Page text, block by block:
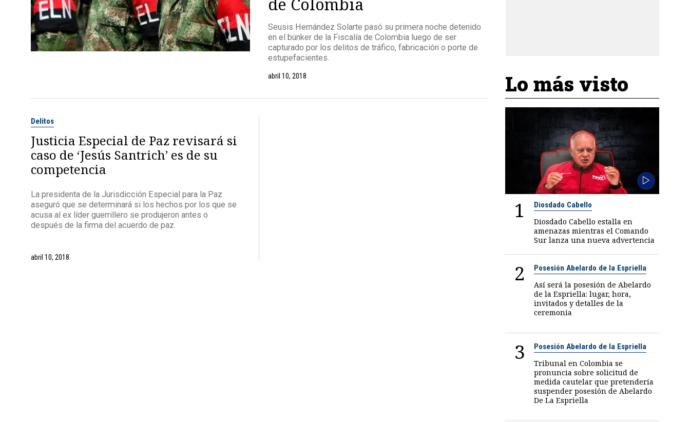
Seusis Hernández Solarte pasó su primera noche detenido
en el búnker de la Fiscalía de Colombia luego de ser
capturado por los delitos de tráfico, fabricación o porte de
estupefacientes.
abril 10, 2018
Delitos
Justicia Especial de Paz revisará si
caso de ‘Jesús Santrich’ es de su
competencia
La presidenta de la Jurisdicción Especial para la Paz
aseguró que se determinará si los hechos por los que se
acusa al ex líder guerrillero se produjeron antes o
después de la firma del acuerdo de paz.
abril 10, 2018
Lo más visto
1 Diosdado Cabello
Diosdado Cabello estalla en
amenazas mientras el Comando
Sur lanza una nueva advertencia
2 Posesión Abelardo de la Espriella
Así será la posesión de Abelardo
de la Espriella: lugar, hora,
invitados y detalles de la
ceremonia
3 Posesión Abelardo de la Espriella
Tribunal en Colombia se
pronuncia sobre solicitud de
medida cautelar que pretendería
suspender posesión de Abelardo
De La Espriella